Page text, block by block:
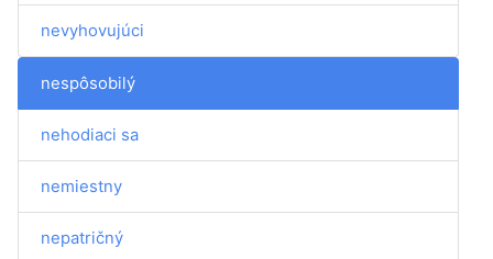
nevyhovujúci
nespôsobilý
nehodiaci sa
nemiestny
nepatričný